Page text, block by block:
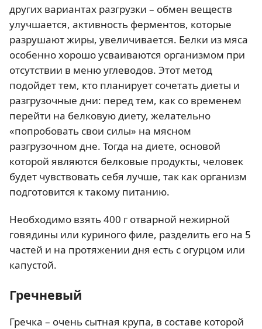
других вариантах разгрузки – обмен веществ
улучшается, активность ферментов, которые
разрушают жиры, увеличивается. Белки из мяса
особенно хорошо усваиваются организмом при
отсутствии в меню углеводов. Этот метод
подойдет тем, кто планирует сочетать диеты и
разгрузочные дни: перед тем, как со временем
перейти на белковую диету, желательно
«попробовать свои силы» на мясном
разгрузочном дне. Тогда на диете, основой
которой являются белковые продукты, человек
будет чувствовать себя лучше, так как организм
подготовится к такому питанию.
Необходимо взять 400 г отварной нежирной
говядины или куриного филе, разделить его на 5
частей и на протяжении дня есть с огурцом или
капустой.
Гречневый
Гречка – очень сытная крупа, в составе которой